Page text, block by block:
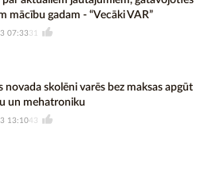
mācību gadam - “Vecāki VAR”
07:33 31
novada skolēni varēs bez maksas apgūt
un mehatroniku
13:1043